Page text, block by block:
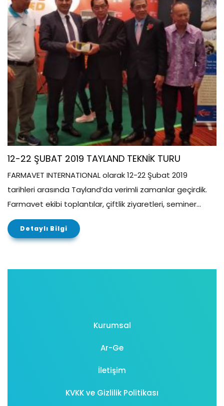
12-22 ŞUBAT 2019 TAYLAND TEKNİK TURU
FARMAVET INTERNATIONAL olarak 12-22 Şubat 2019
tarihleri arasında Tayland‘da verimli zamanlar geçirdik.
Farmavet ekibi toplantılar, çiftlik ziyaretleri, seminer…
Detaylı Bilgi
Kurumsal
Ar-Ge
İletişim
KVKK ve Gizlilik Politikası